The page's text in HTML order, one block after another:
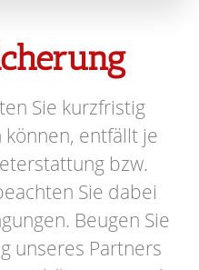
Sie kurzfristig
entfällt je
bzw.
Sie dabei
Beugen Sie
unseres Partners